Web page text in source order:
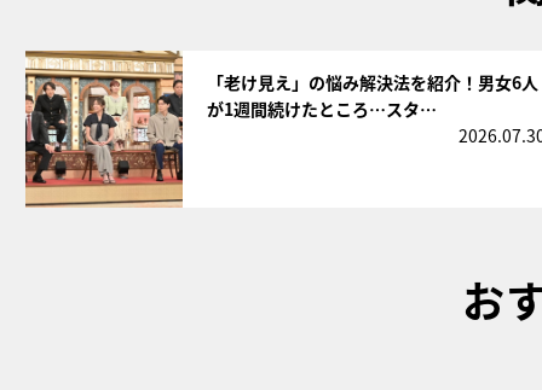
「老け見え」の悩み解決法を紹介！男女6人
が1週間続けたところ…スタ…
お